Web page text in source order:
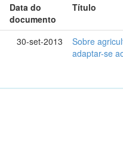
Data do
documento
Título
30-set-2013
Sobre
adaptar-se